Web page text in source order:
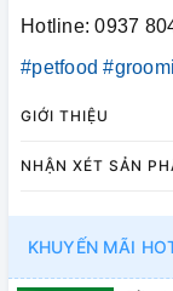
Hotline: 0937
#petfood
GIỚI THIỆU
NHẬN XÉT SẢN
KHUYẾN MÃI